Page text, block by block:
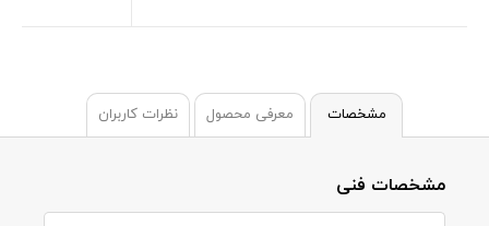
مشخصات معرفی محصول نظرات کاربران
مشخصات فنی